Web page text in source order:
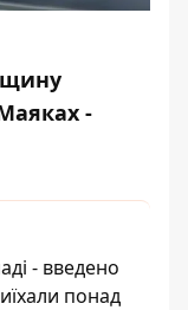
-
- введено
понад